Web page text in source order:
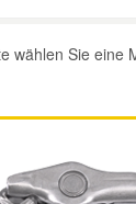
wählen Sie eine